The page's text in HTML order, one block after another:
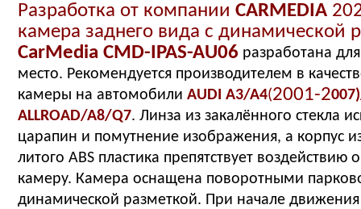
Разработка от компании CARMEDIA
камера заднего вида с динамической
CarMedia CMD-IPAS-AU06 разработана
место. Рекомендуется производителем в
камеры на автомобили AUDI A3/A4(2001-2
ALLROAD/A8/Q7. Линза из закалённого стекла
царапин и помутнение изображения, а корпус
литого ABS пластика препятствует
камеру. Камера оснащена поворотными
динамической разметкой. При начале